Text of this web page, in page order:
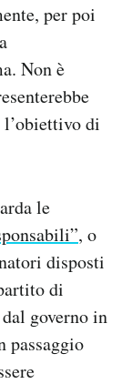
per poi
Non è
di
le
, o
disposti
di
governo in
passaggio